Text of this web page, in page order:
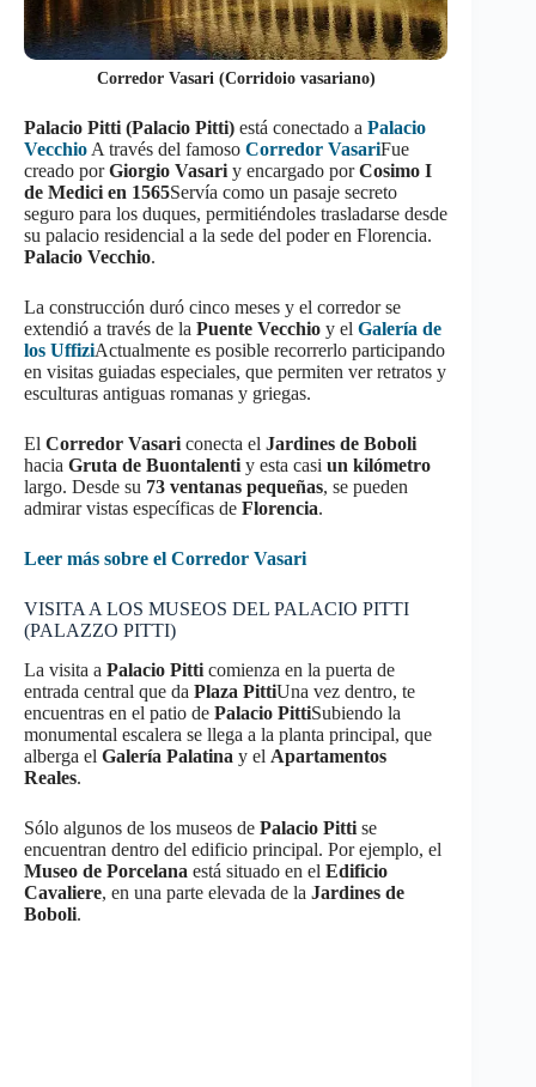
Corredor Vasari (Corridoio vasariano)
Palacio Pitti (Palacio Pitti) está conectado a Palacio
Vecchio A través del famoso Corredor VasariFue
creado porGiorgio Vasari y encargado porCosimo I
de Medici en 1565Servía como un pasaje secreto
seguro para los duques, permitiéndoles trasladarse desde
su palacio residencial a la sede del poder en Florencia.
Palacio Vecchio.
La construcción duró cinco meses y el corredor se
extendió a través de la Puente Vecchio y el Galería de
los UffiziActualmente es posible recorrerlo participando
en visitas guiadas especiales, que permiten ver retratos y
esculturas antiguas romanas y griegas.
El Corredor Vasari conecta el Jardines de Boboli
hacia Gruta de Buontalenti y esta casi un kilómetro
largo. Desde su 73 ventanas pequeñas, se pueden
admirar vistas específicas de Florencia.
Leer más sobre el Corredor Vasari
VISITA A LOS MUSEOS DEL PALACIO PITTI
(PALAZZO PITTI)
La visita a Palacio Pitti comienza en la puerta de
entrada central que da Plaza PittiUna vez dentro, te
encuentras en el patio de Palacio PittiSubiendo la
monumental escalera se llega a la planta principal, que
alberga el Galería Palatina y el Apartamentos
Reales.
Sólo algunos de los museos de Palacio Pitti se
encuentran dentro del edificio principal. Por ejemplo, el
Museo de Porcelana está situado en el Edificio
Cavaliere, en una parte elevada de la Jardines de
Boboli.